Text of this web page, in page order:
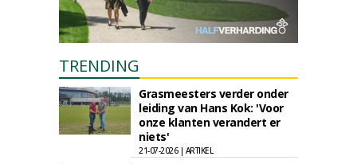
TRENDING
Grasmeesters verder onder
leiding van Hans Kok: 'Voor
onze klanten verandert er
niets'
21-07-2026 | ARTIKEL